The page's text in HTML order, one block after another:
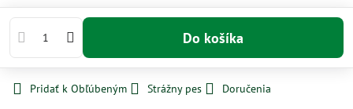
Do košíka
Pridať k Obľúbeným Strážny pes
Doručenia